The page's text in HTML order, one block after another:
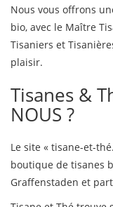
Nous vous offrons
bio, avec le Maître
Tisaniers et
plaisir.
Tisanes &
NOUS ?
Le site « tisane-et-
boutique de tisanes
Graffenstaden et